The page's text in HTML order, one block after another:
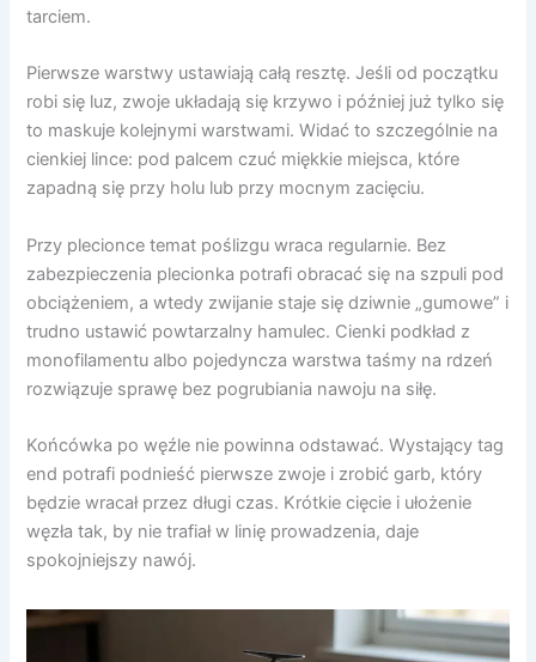
tarciem.
Pierwsze warstwy ustawiają całą resztę. Jeśli od początku
robi się luz, zwoje układają się krzywo i później już tylko się
to maskuje kolejnymi warstwami. Widać to szczególnie na
cienkiej lince: pod palcem czuć miękkie miejsca, które
zapadną się przy holu lub przy mocnym zacięciu.
Przy plecionce temat poślizgu wraca regularnie. Bez
zabezpieczenia plecionka potrafi obracać się na szpuli pod
obciążeniem, a wtedy zwijanie staje się dziwnie „gumowe” i
trudno ustawić powtarzalny hamulec. Cienki podkład z
monofilamentu albo pojedyncza warstwa taśmy na rdzeń
rozwiązuje sprawę bez pogrubiania nawoju na siłę.
Końcówka po węźle nie powinna odstawać. Wystający tag
end potrafi podnieść pierwsze zwoje i zrobić garb, który
będzie wracał przez długi czas. Krótkie cięcie i ułożenie
węzła tak, by nie trafiał w linię prowadzenia, daje
spokojniejszy nawój.